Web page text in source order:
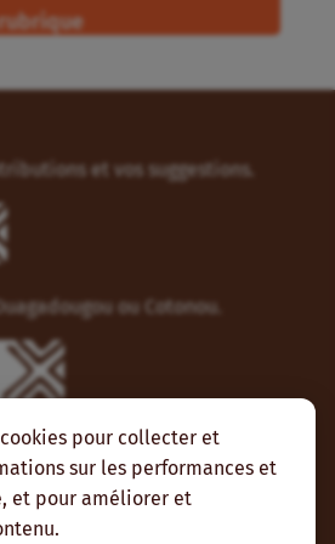
pour collecter et
sur les performances et
et pour améliorer et
et vos suggestions.
ou Cotonou.
abonner à nos flux RSS et nous
sociaux.